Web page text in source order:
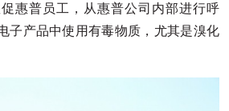
惠普员工，从惠普公司内部进行呼
子产品中使用有毒物质，尤其是溴化